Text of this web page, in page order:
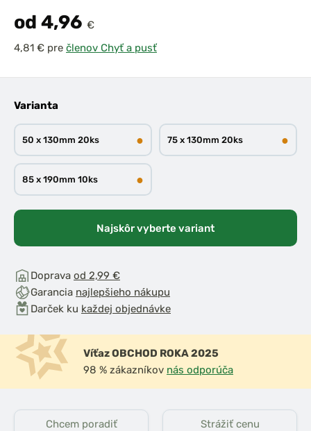
od 4,96 €
pre členov Chyť a pusť
Varianta
50 x 130mm 20ks ● 75 x 130mm 20ks ●
85 x 190mm 10ks ●
Najskôr vyberte variant
Doprava od 2,99 €
Garancia najlepšieho nákupu
Darček ku každej objednávke
Víťaz OBCHOD ROKA 2025
98 % zákazníkov nás odporúča
Chcem poradiť Strážiť cenu